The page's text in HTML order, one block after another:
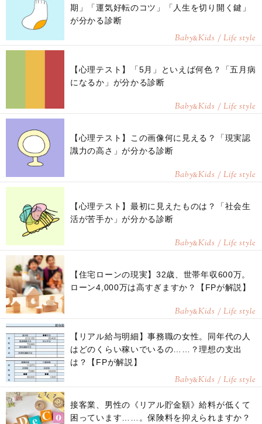
期」「運気好転のコツ」「人生を切り開く鍵」
が分かる診断
Baby&Kids / Life style
【心理テスト】「5月」といえば何色？「五月病
になるか」が分かる診断
Baby&Kids / Life style
【心理テスト】この画像何に見える？「現実認
識力の高さ」が分かる診断
Baby&Kids / Life style
【心理テスト】最初に見えたものは？「社会生
活が苦手か」が分かる診断
Baby&Kids / Life style
【住宅ローンの現実】32歳、世帯年収600万。
ローン4,000万は高すぎますか？【FPが解説】
Baby&Kids / Life style
【リアル給与明細】事務職の女性。同年代の人
はどのくらい稼いでいるの……？理想の支出
は？【FPが解説】
Baby&Kids / Life style
接客業、男性の《リアル貯金額》給料が低くて
困っています……。保険料を抑えられますか？